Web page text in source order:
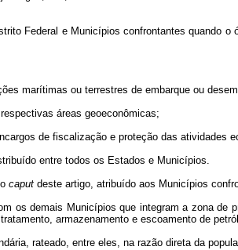
Federal e Municípios confrontantes quando
marítimas ou terrestres de embarque ou
áreas geoeconômicas;
de fiscalização e proteção das atividades
entre todos os Estados e Municípios.
caput deste artigo, atribuído aos Municípios
os demais Municípios que integram a zona
armazenamento e escoamento de
rateado, entre eles, na razão direta da